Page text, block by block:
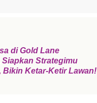
di Gold Lane
Siapkan Strategimu
Ketar-Ketir Lawan!